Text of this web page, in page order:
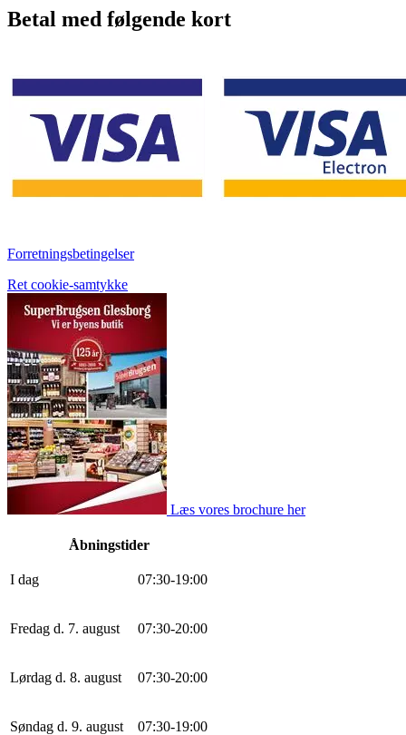
Betal med følgende kort
Forretningsbetingelser
Ret cookie-samtykke
Læs vores brochure her
Åbningstider
I dag 07:30-19:00
Fredag d. 7. august 07:30-20:00
Lørdag d. 8. august 07:30-20:00
Søndag d. 9. august 07:30-19:00